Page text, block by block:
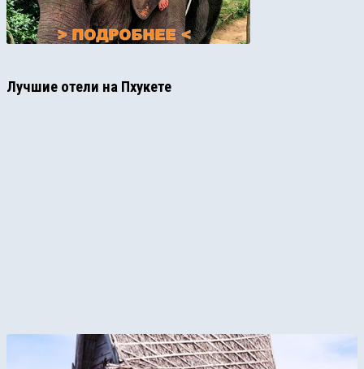
Лучшие отели на Пхукете